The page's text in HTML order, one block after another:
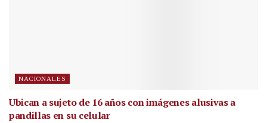
NACIONALES
Ubican a sujeto de 16 años con imágenes alusivas a
pandillas en su celular